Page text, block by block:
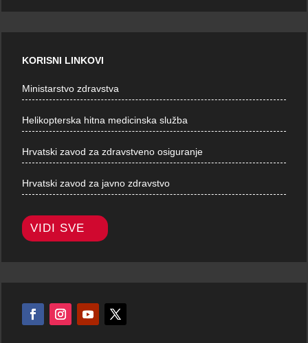
KORISNI LINKOVI
Ministarstvo zdravstva
Helikopterska hitna medicinska služba
Hrvatski zavod za zdravstveno osiguranje
Hrvatski zavod za javno zdravstvo
VIDI SVE